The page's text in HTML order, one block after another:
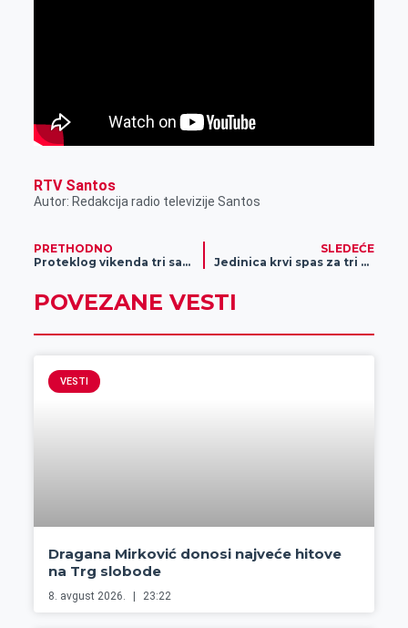
RTV Santos
Autor: Redakcija radio televizije Santos
PRETHODNO
Proteklog vikenda tri saobraćajne nezgode
SLEDEĆE
Jedinica krvi spas za tri života
POVEZANE VESTI
VESTI
Dragana Mirković donosi najveće hitove
na Trg slobode
8. avgust 2026. 23:22